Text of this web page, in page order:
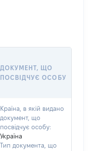
ДОКУМЕНТ, ЩО
ПОСВІДЧУЄ ОСОБУ
Країна, в якій видано
документ, що
посвідчує особу:
Україна
Тип документа, що